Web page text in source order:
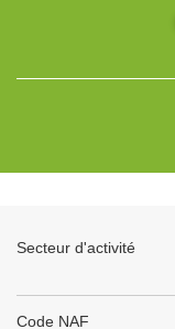
Secteur d'activité
Code NAF